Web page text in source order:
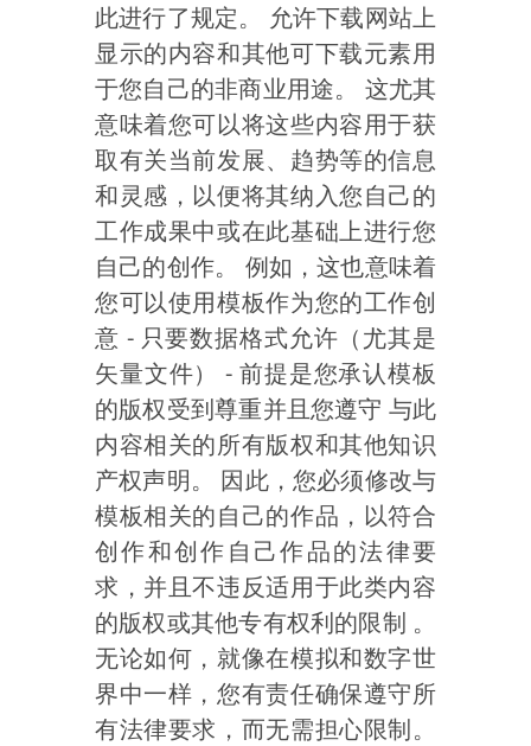
此进行了规定。 允许下载网站上
显示的内容和其他可下载元素用
于您自己的非商业用途。 这尤其
意味着您可以将这些内容用于获
取有关当前发展、趋势等的信息
和灵感，以便将其纳入您自己的
工作成果中或在此基础上进行您
自己的创作。 例如，这也意味着
您可以使用模板作为您的工作创
意 - 只要数据格式允许（尤其是
矢量文件） - 前提是您承认模板
的版权受到尊重并且您遵守 与此
内容相关的所有版权和其他知识
产权声明。 因此，您必须修改与
模板相关的自己的作品，以符合
创作和创作自己作品的法律要
求，并且不违反适用于此类内容
的版权或其他专有权利的限制 。
无论如何，就像在模拟和数字世
界中一样，您有责任确保遵守所
有法律要求，而无需担心限制。